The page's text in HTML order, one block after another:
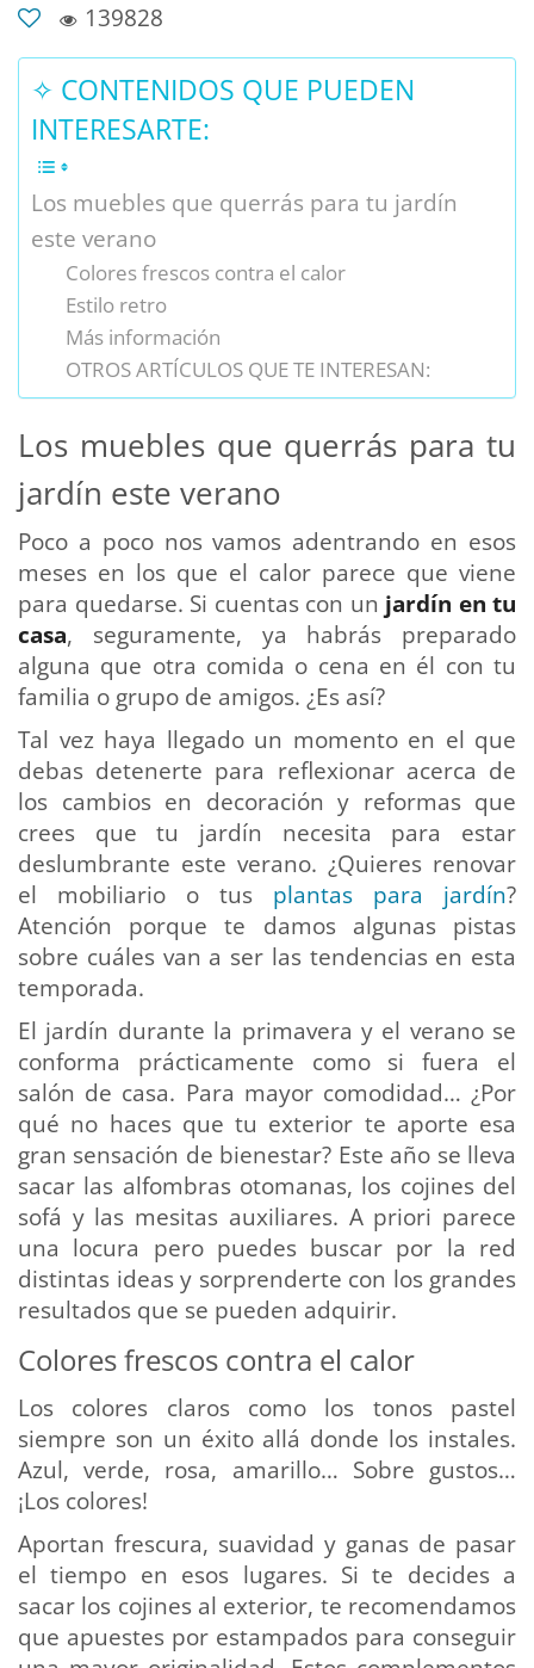
139828
✧ CONTENIDOS QUE PUEDEN
INTERESARTE:
Los muebles que querrás para tu jardín
este verano
Colores frescos contra el calor
Estilo retro
Más información
OTROS ARTÍCULOS QUE TE INTERESAN:
Los muebles que querrás para tu
jardín este verano
Poco a poco nos vamos adentrando en esos
meses en los que el calor parece que viene
para quedarse. Si cuentas con un jardín en tu
casa, seguramente, ya habrás preparado
alguna que otra comida o cena en él con tu
familia o grupo de amigos. ¿Es así?
Tal vez haya llegado un momento en el que
debas detenerte para reflexionar acerca de
los cambios en decoración y reformas que
crees que tu jardín necesita para estar
deslumbrante este verano. ¿Quieres renovar
el mobiliario o tus plantas para jardín?
Atención porque te damos algunas pistas
sobre cuáles van a ser las tendencias en esta
temporada.
El jardín durante la primavera y el verano se
conforma prácticamente como si fuera el
salón de casa. Para mayor comodidad… ¿Por
qué no haces que tu exterior te aporte esa
gran sensación de bienestar? Este año se lleva
sacar las alfombras otomanas, los cojines del
sofá y las mesitas auxiliares. A priori parece
una locura pero puedes buscar por la red
distintas ideas y sorprenderte con los grandes
resultados que se pueden adquirir.
Colores frescos contra el calor
Los colores claros como los tonos pastel
siempre son un éxito allá donde los instales.
Azul, verde, rosa, amarillo… Sobre gustos…
¡Los colores!
Aportan frescura, suavidad y ganas de pasar
el tiempo en esos lugares. Si te decides a
sacar los cojines al exterior, te recomendamos
que apuestes por estampados para conseguir